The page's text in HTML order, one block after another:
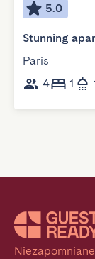
5.0
Stunning
Paris
4
1